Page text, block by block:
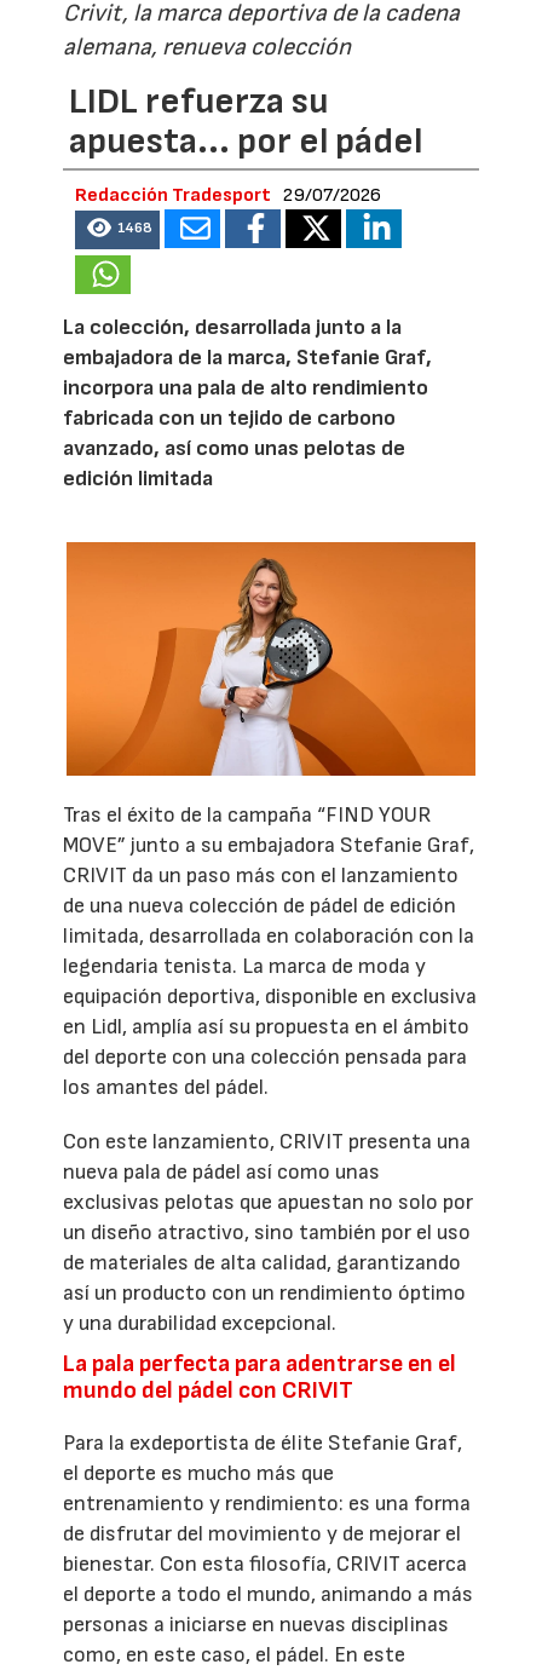
Crivit, la marca deportiva de la cadena
alemana, renueva colección
LIDL refuerza su
apuesta... por el pádel
Redacción Tradesport 29/07/2026
1468
La colección, desarrollada junto a la
embajadora de la marca, Stefanie Graf,
incorpora una pala de alto rendimiento
fabricada con un tejido de carbono
avanzado, así como unas pelotas de
edición limitada
Tras el éxito de la campaña “FIND YOUR
MOVE” junto a su embajadora Stefanie Graf,
CRIVIT da un paso más con el lanzamiento
de una nueva colección de pádel de edición
limitada, desarrollada en colaboración con la
legendaria tenista. La marca de moda y
equipación deportiva, disponible en exclusiva
en Lidl, amplía así su propuesta en el ámbito
del deporte con una colección pensada para
los amantes del pádel.
Con este lanzamiento, CRIVIT presenta una
nueva pala de pádel así como unas
exclusivas pelotas que apuestan no solo por
un diseño atractivo, sino también por el uso
de materiales de alta calidad, garantizando
así un producto con un rendimiento óptimo
y una durabilidad excepcional.
La pala perfecta para adentrarse en el
mundo del pádel con CRIVIT
Para la exdeportista de élite Stefanie Graf,
el deporte es mucho más que
entrenamiento y rendimiento: es una forma
de disfrutar del movimiento y de mejorar el
bienestar. Con esta filosofía, CRIVIT acerca
el deporte a todo el mundo, animando a más
personas a iniciarse en nuevas disciplinas
como, en este caso, el pádel. En este